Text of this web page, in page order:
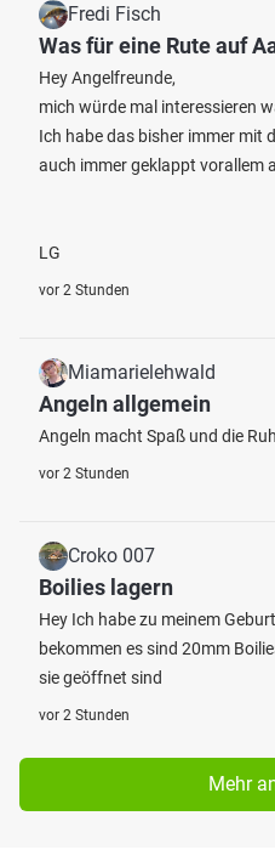
Fredi Fisch
Was für eine Rute auf
Hey Angelfreunde,
mich würde mal interessieren
Ich habe das bisher immer mit
auch immer geklappt vorallem
LG
vor 2 Stunden
Miamarielehwald
Angeln allgemein
Angeln macht Spaß und die
vor 2 Stunden
Croko 007
Boilies lagern
Hey Ich habe zu meinem
bekommen es sind 20mm
sie geöffnet sind
vor 2 Stunden
Mehr